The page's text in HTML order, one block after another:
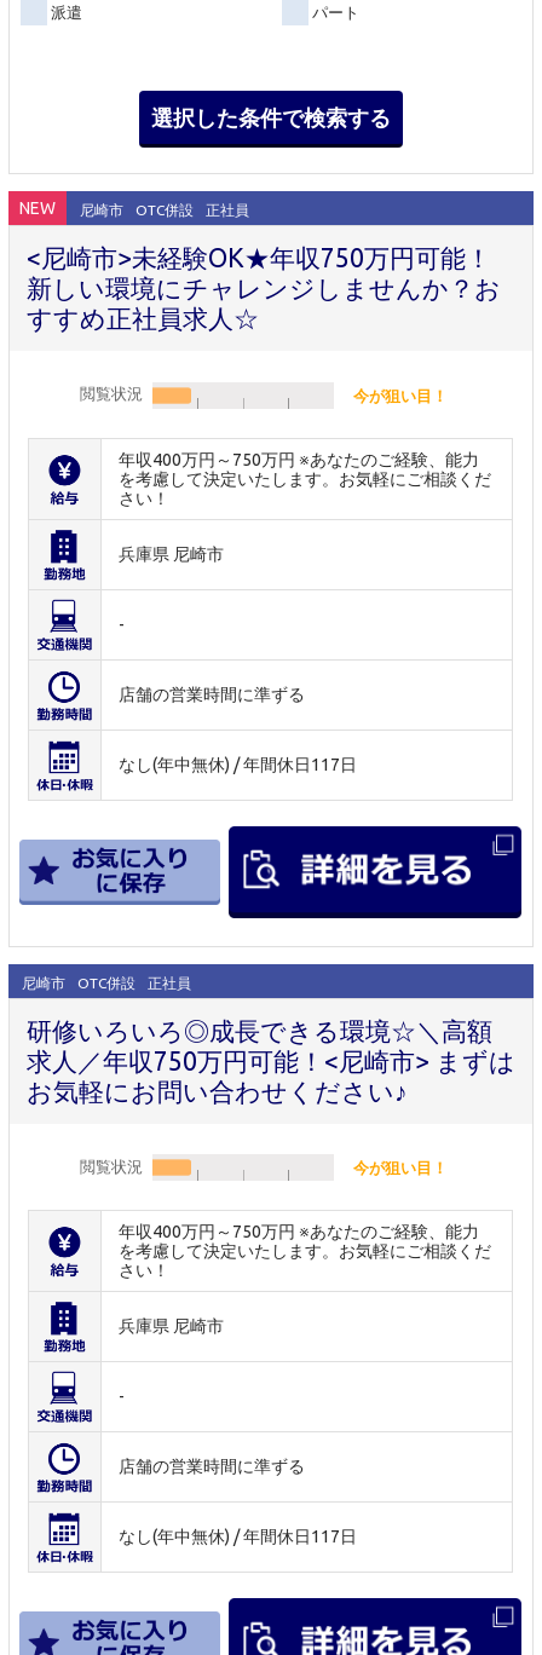
派遣 パート
NEW 尼崎市 OTC併設 正社員
<尼崎市>未経験OK★年収750万円可能！
新しい環境にチャレンジしませんか？お
すすめ正社員求人☆
閲覧状況 今が狙い目！
年収400万円～750万円 ※あなたのご経験、能力
を考慮して決定いたします。お気軽にご相談くだ
さい！
兵庫県 尼崎市
-
店舗の営業時間に準ずる
なし(年中無休) / 年間休日117日
尼崎市 OTC併設 正社員
研修いろいろ◎成長できる環境☆＼高額
求人／年収750万円可能！<尼崎市> まずは
お気軽にお問い合わせください♪
閲覧状況 今が狙い目！
年収400万円～750万円 ※あなたのご経験、能力
を考慮して決定いたします。お気軽にご相談くだ
さい！
兵庫県 尼崎市
-
店舗の営業時間に準ずる
なし(年中無休) / 年間休日117日